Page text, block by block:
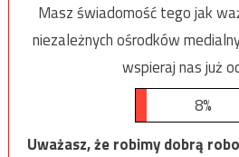
Masz świadomość tego jak
niezależnych ośrodków
wspieraj nas już
8%
Uważasz, że robimy dobrą